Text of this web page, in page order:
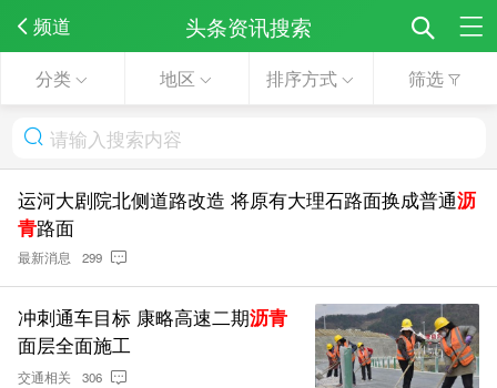
频道 头条资讯搜索
分类 地区 排序方式 筛选
运河大剧院北侧道路改造 将原有大理石路面换成普通沥
青路面
最新消息 299
冲刺通车目标 康略高速二期沥青
面层全面施工
交通相关 306